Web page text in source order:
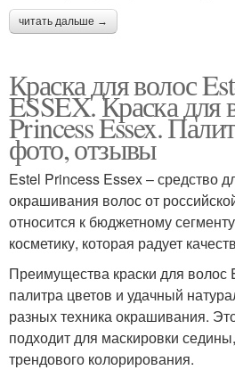
читать дальше →
Краска для волос
ESSEX. Краска для
Princess Essex.
фото, отзывы
Estel Princess Essex – средство
окрашивания волос от
относится к бюджетному
косметику, которая радует
Преимущества краски для
палитра цветов и удачный
разных техника окрашивания.
подходит для маскировки
трендового колорирования.